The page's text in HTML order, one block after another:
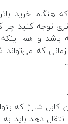
هنگام خرید
توجه کنید
باشد و هم
که می‌تواند
کابل شارژ که
دهد باید